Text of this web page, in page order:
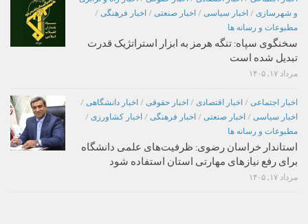
و شهرسازی / اخبار سیاسی / اخبار صنعتی / اخبار فرهنگی /
مطبوعات و رسانه ها
سخنگوی سپاه: تنگه هرمز به ابزار استراتژیک قدرت
تبدیل شده است
مرداد ۱۷, ۱۴۰۵
اخبار اجتماعی / اخبار اقتصادی / اخبار حقوقی / اخبار دانشگاهی /
اخبار سیاسی / اخبار صنعتی / اخبار فرهنگی / اخبار کشاورزی /
مطبوعات و رسانه ها
استاندار خراسان رضوی: ظرفیت‌های علمی دانشگاه
برای رفع نیازهای مهارتی استان استفاده شود
مرداد ۱۷, ۱۴۰۵